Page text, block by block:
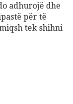
adhurojë dhe
për të
tek shihni